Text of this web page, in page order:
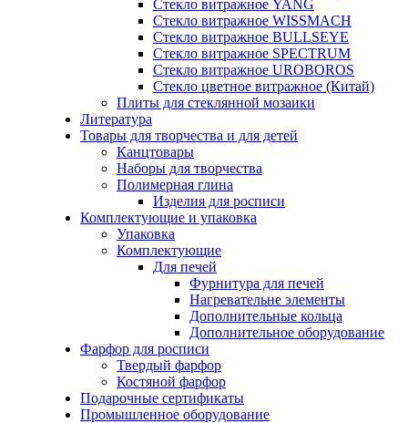
Стекло витражное YANG
Стекло витражное WISSMACH
Стекло витражное BULLSEYE
Стекло витражное SPECTRUM
Стекло витражное UROBOROS
Стекло цветное витражное (Китай)
Плиты для стеклянной мозаики
Литература
Товары для творчества и для детей
Канцтовары
Наборы для творчества
Полимерная глина
Изделия для росписи
Комплектующие и упаковка
Упаковка
Комплектующие
Для печей
Фурнитура для печей
Нагревательне элементы
Дополнительные кольца
Дополнительное оборудование
Фарфор для росписи
Твердый фарфор
Костяной фарфор
Подарочные сертификаты
Промышленное оборудование